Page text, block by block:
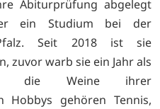
Abiturprüfung abgelegt
ein Studium bei der
Pfalz. Seit 2018 ist sie
zuvor warb sie ein Jahr als
für die Weine ihrer
Hobbys gehören Tennis,